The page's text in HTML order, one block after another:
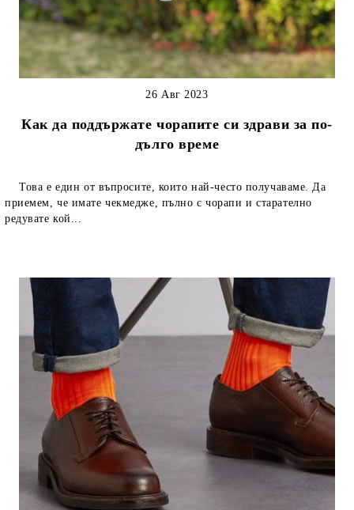
Как да поддържате чорапите си здрави за по-
дълго време
26 Авг 2023
Това е един от въпросите, които най-често получаваме. Да
приемем, че имате чекмедже, пълно с чорапи и старателно
редувате кой...